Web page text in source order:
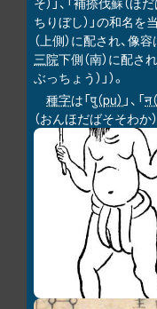
ちりぼし）」の和名を
（上側）に配され、像
三院下側（南）に配され
ぶっちょう）」）。
種字は「पु（pu） 」、「न
（おんほだばそそわか）